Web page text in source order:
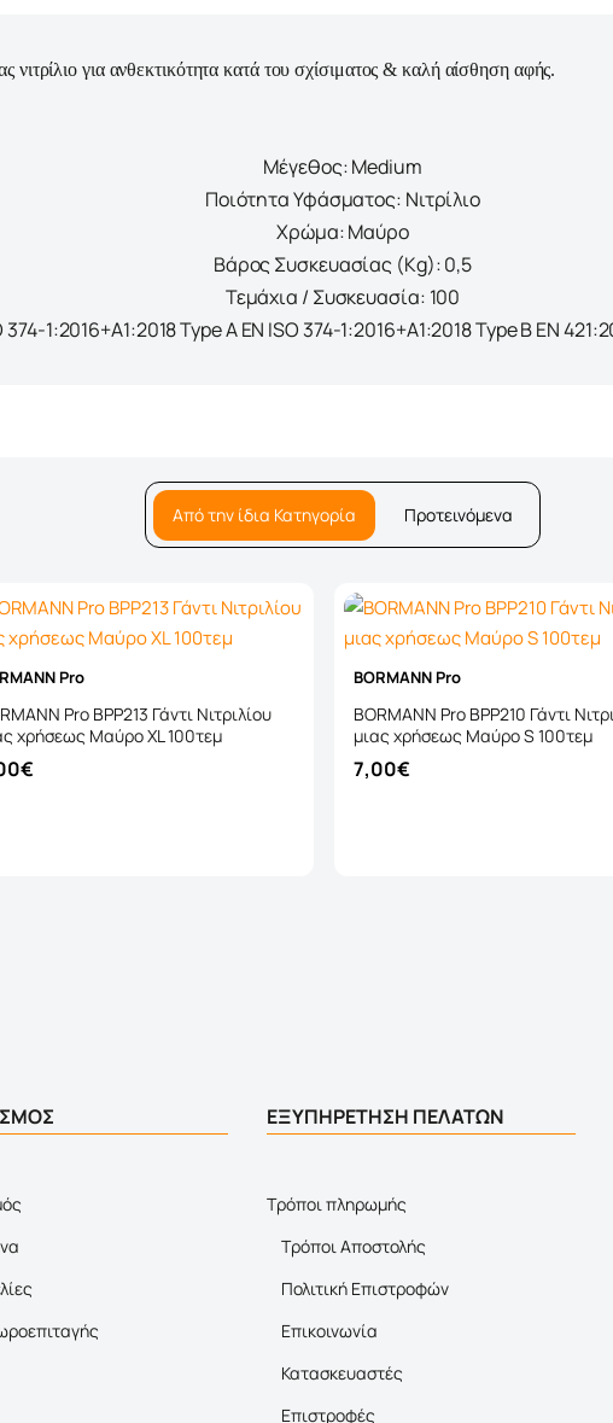
νιτρίλιο για ανθεκτικότητα κατά του σχίσιματος & καλή αίσθηση αφής.
Μέγεθος: Medium
Ποιότητα Υφάσματος: Νιτρίλιο
Χρώμα: Μαύρο
Βάρος Συσκευασίας (Kg): 0,5
Τεμάχια / Συσκευασία: 100
374-1:2016+A1:2018 Type A EN ISO 374-1:2016+A1:2018 Type B EN
Από την ίδια Κατηγορία Προτεινόμενα
Pro
Pro BPP213 Γάντι Νιτριλίου
χρήσεως Μαύρο ΧL 100τεμ
BORMANN Pro
ΒΟRMANN Pro BPP210 Γάντι
μιας χρήσεως Μαύρο S 100τεμ
7,00€
ΕΞΥΠΗΡΕΤΗΣΗ ΠΕΛΑΤΩΝ
Τρόποι πληρωμής
Τρόποι Αποστολής
Πολιτική Επιστροφών
Επικοινωνία
Κατασκευαστές
Επιστροφές